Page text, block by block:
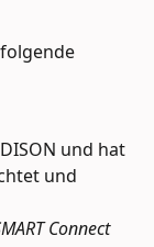
und hat
und
Connect